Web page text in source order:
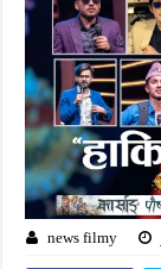
news filmy